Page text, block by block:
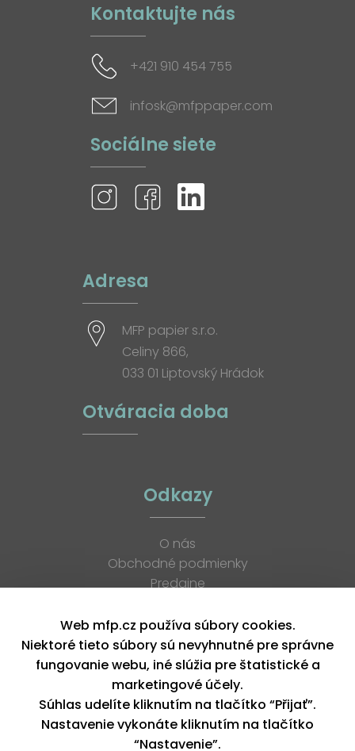
Kontaktujte nás
+421 910 454 755
infosk@mfppaper.com
Sociálne siete
Adresa
MFP papier s.r.o.
Celiny 866,
033 01 Liptovský Hrádok
Otváracia doba
Odkazy
O nás
Obchodné podmienky
Predajne
K stiahnutiu
Blog
Kontakt
Kariéra
XML feed
Copyright © 2026, MFP paper s. r. o. | Všetky práva vyhradené
Web mfp.cz používa súbory cookies.
Niektoré tieto súbory sú nevyhnutné pre správne
fungovanie webu, iné slúžia pre štatistické a
marketingové účely.
Súhlas udelíte kliknutím na tlačítko “Přijať”.
Nastavenie vykonáte kliknutím na tlačítko
“Nastavenie”.